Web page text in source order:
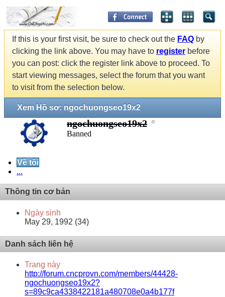
If this is your first visit, be sure to check out the FAQ by
clicking the link above. You may have to register before
you can post: click the register link above to proceed. To
start viewing messages, select the forum that you want
to visit from the selection below.
Xem Hồ sơ: ngochuongseo19x2
ngochuongseo19x2
Banned
Về tôi
...
Thông tin cơ bản
Ngày sinh
May 29, 1992 (34)
Danh sách liên hệ
Trang này
http://forum.cncprovn.com/members/44428-
ngochuongseo19x2?
s=89c9ca4338422181a480708e0a4b177f